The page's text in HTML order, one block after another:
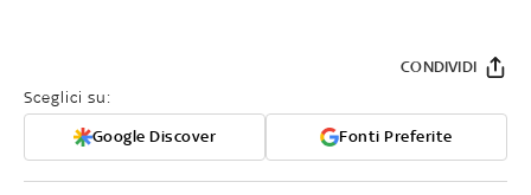
Sceglici su:
Google Discover Fonti Preferite
CONDIVIDI